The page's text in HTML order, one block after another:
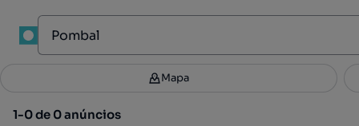
Filtros 2
1-0 de 0 anúncios
Mapa
1-0 de 0 anúncios